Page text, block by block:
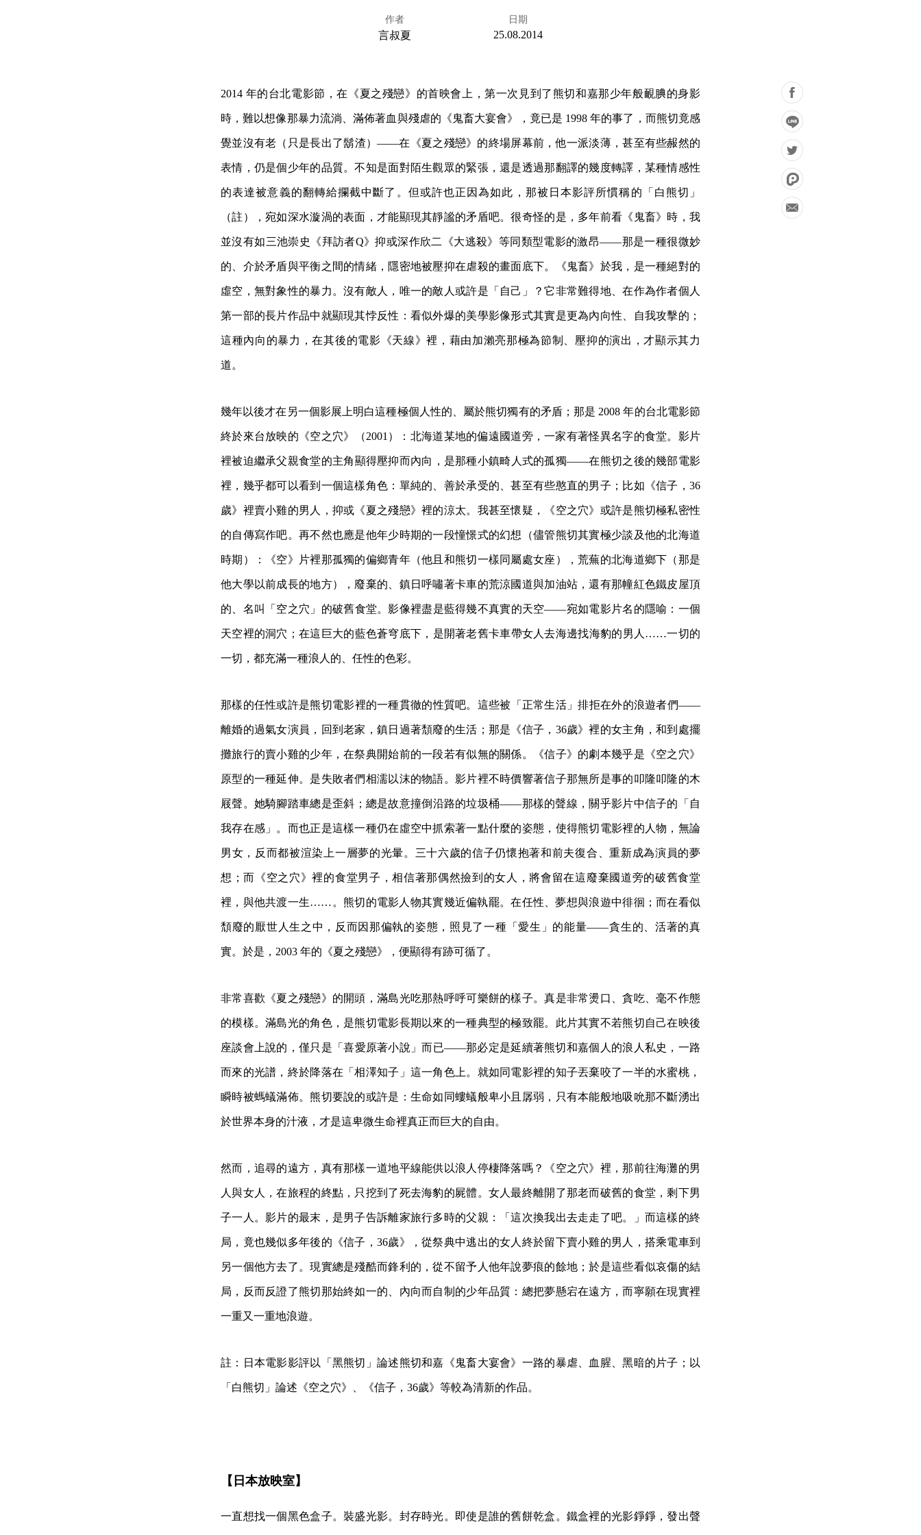
作者
言叔夏
日期
25.08.2014
2014 年的台北電影節，在《夏之殘戀》的首映會上，第一次見到了熊切和嘉那少年般靦腆的身影
時，難以想像那暴力流淌、滿佈著血與殘虐的《鬼畜大宴會》，竟已是 1998 年的事了，而熊切竟感
覺並沒有老（只是長出了鬍渣）——在《夏之殘戀》的終場屏幕前，他一派淡薄，甚至有些赧然的
表情，仍是個少年的品質。不知是面對陌生觀眾的緊張，還是透過那翻譯的幾度轉譯，某種情感性
的表達被意義的翻轉給攔截中斷了。但或許也正因為如此，那被日本影評所慣稱的「白熊切」
（註），宛如深水漩渦的表面，才能顯現其靜謐的矛盾吧。很奇怪的是，多年前看《鬼畜》時，我
並沒有如三池崇史《拜訪者Q》抑或深作欣二《大逃殺》等同類型電影的激昂——那是一種很微妙
的、介於矛盾與平衡之間的情緒，隱密地被壓抑在虐殺的畫面底下。《鬼畜》於我，是一種絕對的
虛空，無對象性的暴力。沒有敵人，唯一的敵人或許是「自己」？它非常難得地、在作為作者個人
第一部的長片作品中就顯現其悖反性：看似外爆的美學影像形式其實是更為內向性、自我攻擊的；
這種內向的暴力，在其後的電影《天線》裡，藉由加瀨亮那極為節制、壓抑的演出，才顯示其力
道。
幾年以後才在另一個影展上明白這種極個人性的、屬於熊切獨有的矛盾；那是 2008 年的台北電影節
終於來台放映的《空之穴》（2001）：北海道某地的偏遠國道旁，一家有著怪異名字的食堂。影片
裡被迫繼承父親食堂的主角顯得壓抑而內向，是那種小鎮畸人式的孤獨——在熊切之後的幾部電影
裡，幾乎都可以看到一個這樣角色：單純的、善於承受的、甚至有些憨直的男子；比如《信子，36
歲》裡賣小雞的男人，抑或《夏之殘戀》裡的涼太。我甚至懷疑，《空之穴》或許是熊切極私密性
的自傳寫作吧。再不然也應是他年少時期的一段憧憬式的幻想（儘管熊切其實極少談及他的北海道
時期）：《空》片裡那孤獨的偏鄉青年（他且和熊切一樣同屬處女座），荒蕪的北海道鄉下（那是
他大學以前成長的地方），廢棄的、鎮日呼嘯著卡車的荒涼國道與加油站，還有那幢紅色鐵皮屋頂
的、名叫「空之穴」的破舊食堂。影像裡盡是藍得幾不真實的天空——宛如電影片名的隱喻：一個
天空裡的洞穴；在這巨大的藍色蒼穹底下，是開著老舊卡車帶女人去海邊找海豹的男人……一切的
一切，都充滿一種浪人的、任性的色彩。
那樣的任性或許是熊切電影裡的一種貫徹的性質吧。這些被「正常生活」排拒在外的浪遊者們——
離婚的過氣女演員，回到老家，鎮日過著頹廢的生活；那是《信子，36歲》裡的女主角，和到處擺
攤旅行的賣小雞的少年，在祭典開始前的一段若有似無的關係。《信子》的劇本幾乎是《空之穴》
原型的一種延伸。是失敗者們相濡以沫的物語。影片裡不時價響著信子那無所是事的叩隆叩隆的木
屐聲。她騎腳踏車總是歪斜；總是故意撞倒沿路的垃圾桶——那樣的聲線，關乎影片中信子的「自
我存在感」。而也正是這樣一種仍在虛空中抓索著一點什麼的姿態，使得熊切電影裡的人物，無論
男女，反而都被渲染上一層夢的光暈。三十六歲的信子仍懷抱著和前夫復合、重新成為演員的夢
想；而《空之穴》裡的食堂男子，相信著那偶然撿到的女人，將會留在這廢棄國道旁的破舊食堂
裡，與他共渡一生……。熊切的電影人物其實幾近偏執罷。在任性、夢想與浪遊中徘徊；而在看似
頹廢的厭世人生之中，反而因那偏執的姿態，照見了一種「愛生」的能量——貪生的、活著的真
實。於是，2003 年的《夏之殘戀》，便顯得有跡可循了。
非常喜歡《夏之殘戀》的開頭，滿島光吃那熱呼呼可樂餅的樣子。真是非常燙口、貪吃、毫不作態
的模樣。滿島光的角色，是熊切電影長期以來的一種典型的極致罷。此片其實不若熊切自己在映後
座談會上說的，僅只是「喜愛原著小說」而已——那必定是延續著熊切和嘉個人的浪人私史，一路
而來的光譜，終於降落在「相澤知子」這一角色上。就如同電影裡的知子丟棄咬了一半的水蜜桃，
瞬時被螞蟻滿佈。熊切要說的或許是：生命如同螻蟻般卑小且孱弱，只有本能般地吸吮那不斷湧出
於世界本身的汁液，才是這卑微生命裡真正而巨大的自由。
然而，追尋的遠方，真有那樣一道地平線能供以浪人停棲降落嗎？《空之穴》裡，那前往海灘的男
人與女人，在旅程的終點，只挖到了死去海豹的屍體。女人最終離開了那老而破舊的食堂，剩下男
子一人。影片的最末，是男子告訴離家旅行多時的父親：「這次換我出去走走了吧。」而這樣的終
局，竟也幾似多年後的《信子，36歲》，從祭典中逃出的女人終於留下賣小雞的男人，搭乘電車到
另一個他方去了。現實總是殘酷而鋒利的，從不留予人他年說夢痕的餘地；於是這些看似哀傷的結
局，反而反證了熊切那始終如一的、內向而自制的少年品質：總把夢懸宕在遠方，而寧願在現實裡
一重又一重地浪遊。
註：日本電影影評以「黑熊切」論述熊切和嘉《鬼畜大宴會》一路的暴虐、血腥、黑暗的片子；以
「白熊切」論述《空之穴》、《信子，36歲》等較為清新的作品。
【日本放映室】
一直想找一個黑色盒子。裝盛光影。封存時光。即使是誰的舊餅乾盒。鐵盒裡的光影錚錚，發出聲